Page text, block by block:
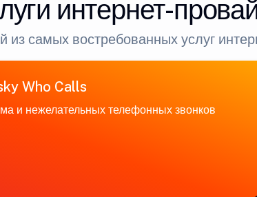
интернет-
самых востребованных услуг
Who Calls
и нежелательных телефонных звонков